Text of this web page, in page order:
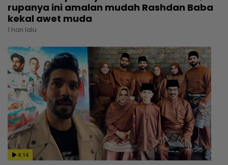
rupanya ini amalan mudah Rashdan Baba
kekal awet muda
1 hari lalu
4:14